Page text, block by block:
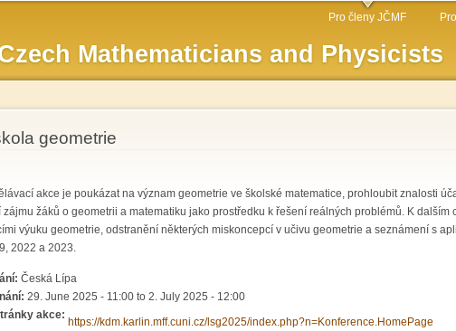
Mathematicians and Physicists
Pro členy JČMF
heregeometrie
akce je poukázat na význam geometrie ve školské matematice, prohloubit znalosti
zájmu žáků o geometrii a matematiku jako prostředku k řešení reálných problémů. K
výuku geometrie, odstranění některých miskoncepcí v učivu geometrie a seznámení s
2022 a 2023.
Česká Lípa
29. June 2025 - 11:00 to 2. July 2025 - 12:00
akce:
https://kdm.karlin.mff.cuni.cz/lsg2025/index.php?n=Konference.HomePage